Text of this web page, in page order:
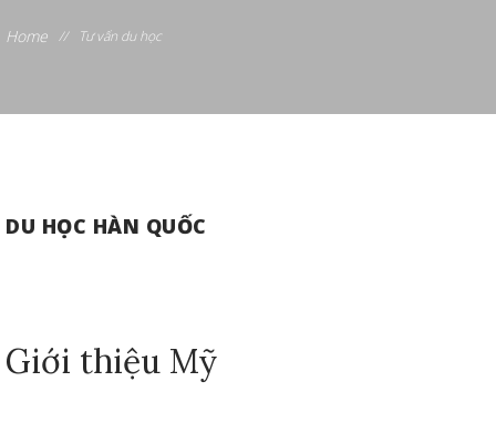
Home // Tư vấn du học
DU HỌC HÀN QUỐC
Giới thiệu Mỹ